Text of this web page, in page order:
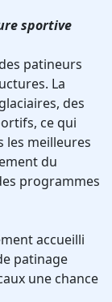
sportive
patineurs
La
des
ce qui
les meilleures
du
programmes
accueilli
patinage
une chance